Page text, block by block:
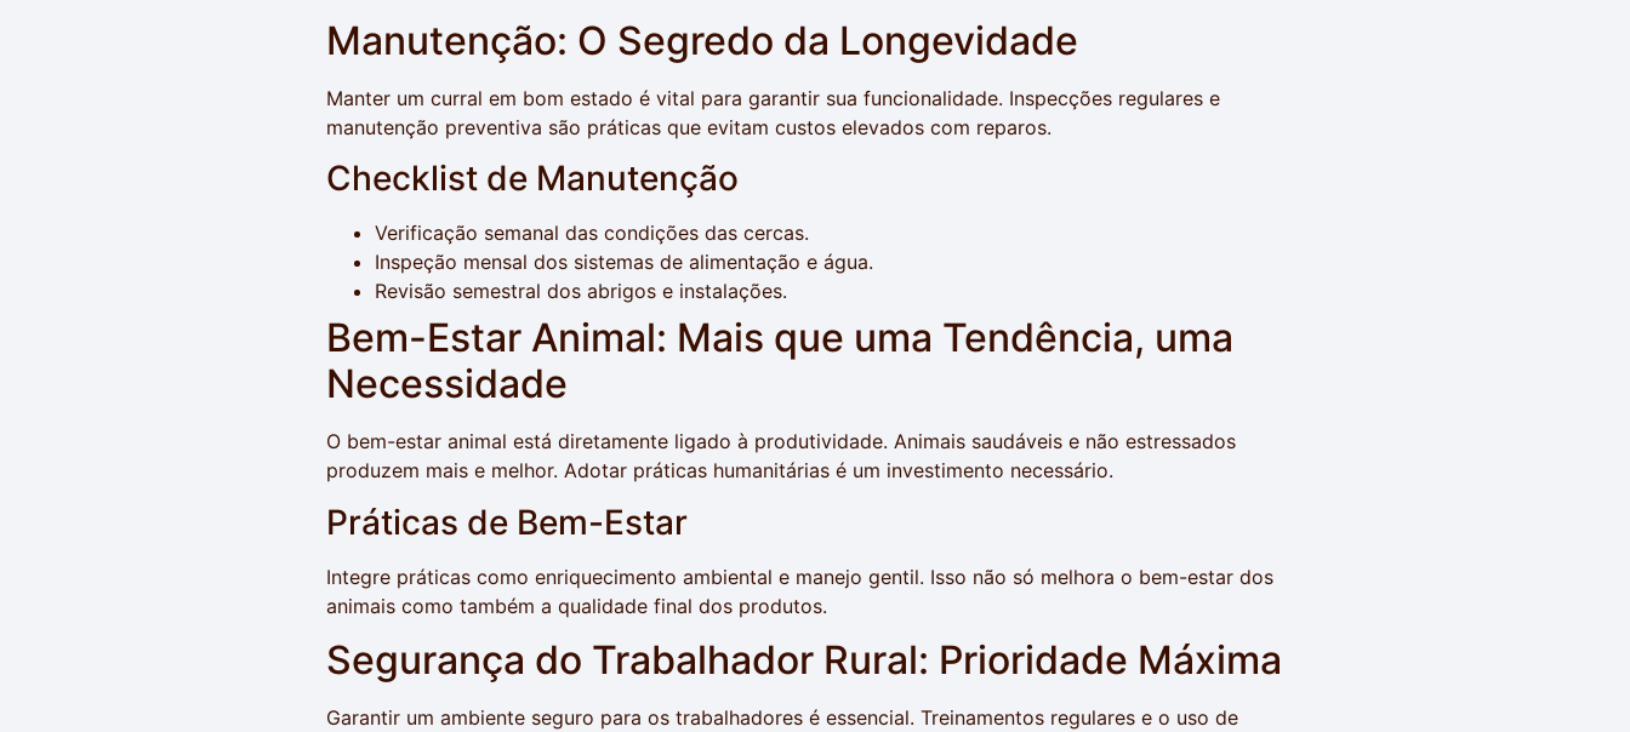
Manutenção: O Segredo da Longevidade
Manter um curral em bom estado é vital para garantir sua funcionalidade. Inspecções regulares e
manutenção preventiva são práticas que evitam custos elevados com reparos.
Checklist de Manutenção
Verificação semanal das condições das cercas.
Inspeção mensal dos sistemas de alimentação e água.
Revisão semestral dos abrigos e instalações.
Bem-Estar Animal: Mais que uma Tendência, uma
Necessidade
O bem-estar animal está diretamente ligado à produtividade. Animais saudáveis e não estressados
produzem mais e melhor. Adotar práticas humanitárias é um investimento necessário.
Práticas de Bem-Estar
Integre práticas como enriquecimento ambiental e manejo gentil. Isso não só melhora o bem-estar dos
animais como também a qualidade final dos produtos.
Segurança do Trabalhador Rural: Prioridade Máxima
Garantir um ambiente seguro para os trabalhadores é essencial. Treinamentos regulares e o uso de